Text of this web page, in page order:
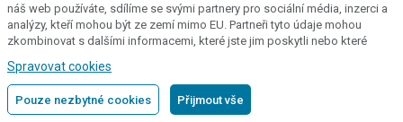
Katalog našich produktů
Všechny naše výrobky si rovněž
můžete prohlédnout v katalogu,
náš web používáte, sdílíme se svými partnery pro sociální média, inzerci a
analýzy, kteří mohou být ze zemí mimo EU. Partneři tyto údaje mohou
zkombinovat s dalšími informacemi, které jste jim poskytli nebo které
Spravovat cookies
Pouze nezbytné cookies Přijmout vše